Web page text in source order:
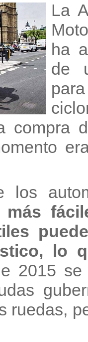
La
ha
de
compra
los
lo
2015
ruedas,